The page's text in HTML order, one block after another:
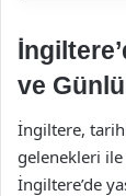
ve
İngiltere,
gelenekleri
İngiltere’de